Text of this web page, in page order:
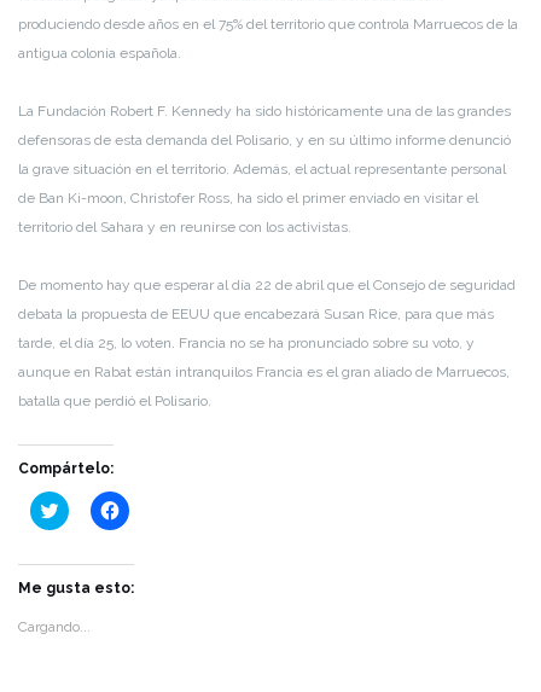
produciendo desde años en el 75% del territorio que controla Marruecos de la
antigua colonia española.
La Fundación Robert F. Kennedy ha sido históricamente una de las grandes
defensoras de esta demanda del Polisario, y en su último informe denunció
la grave situación en el territorio. Además, el actual representante personal
de Ban Ki-moon, Christofer Ross, ha sido el primer enviado en visitar el
territorio del Sahara y en reunirse con los activistas.
De momento hay que esperar al día 22 de abril que el Consejo de seguridad
debata la propuesta de EEUU que encabezará Susan Rice, para que más
tarde, el día 25, lo voten. Francia no se ha pronunciado sobre su voto, y
aunque en Rabat están intranquilos Francia es el gran aliado de Marruecos,
batalla que perdió el Polisario.
Compártelo:
Haz
clic
en
Twitter
abre
en
Haz
clic
en
Facebook
Me gusta esto:
Cargando...